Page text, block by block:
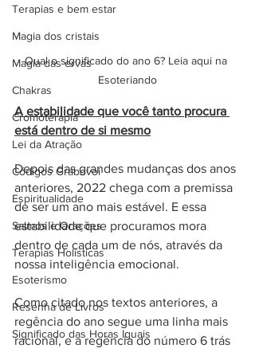
Terapias e bem estar
Magia dos cristais
Magia das ervas
Chakras
Cromoterapia
Lei da Atração
Códigos Grabovoi
Espiritualidade
Salmos e Orações
Terapias Holísticas
Esoterismo
Resenha de Livros
Significado das Horas Iguais
Qual o significado do ano 6? Leia aqui na
Esoteriando
A estabilidade que você tanto procura
está dentro de si mesmo
Depois das grandes mudanças dos anos
anteriores, 2022 chega com a premissa
de ser um ano mais estável. E essa
estabilidade que procuramos mora
dentro de cada um de nós, através da
nossa inteligência emocional.
Como citado nos textos anteriores, a
regência do ano segue uma linha mais
racional, e a regência do número 6 trás